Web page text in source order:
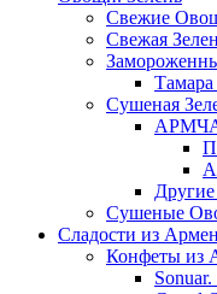
Свежие
Свежая
Сушеная
Сушеные
Сладости из
Конфеты из